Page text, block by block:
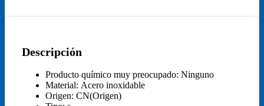
Descripción
Producto químico muy preocupado: Ninguno
Material: Acero inoxidable
Origen: CN(Origen)